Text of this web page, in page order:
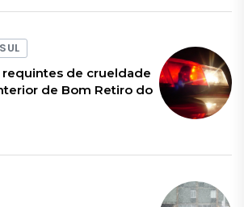
requintes de crueldade
de Bom Retiro do